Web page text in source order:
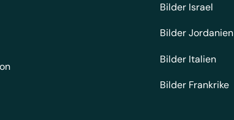
Bilder Israel
Bilder Jordanien
Bilder Italien
Bilder Frankrike